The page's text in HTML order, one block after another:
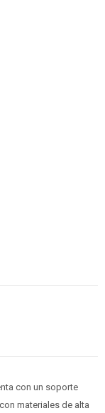
con un soporte
materiales de alta